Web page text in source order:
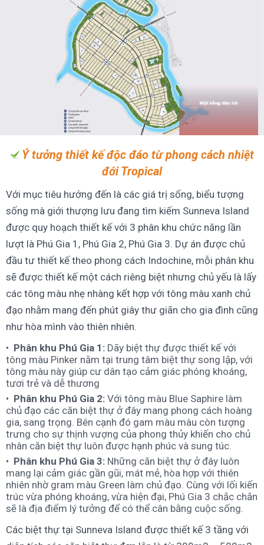
Ý tưởng thiết kế độc đáo từ phong cách nhiệt
đới Tropical
Với mục tiêu hướng đến là các giá trị sống, biểu tượng
sống mà giới thượng lưu đang tìm kiếm Sunneva Island
được quy hoạch thiết kế với 3 phân khu chức năng lần
lượt là Phú Gia 1, Phú Gia 2, Phú Gia 3. Dự án được chủ
đầu tư thiết kế theo phong cách Indochine, mỗi phân khu
sẽ được thiết kế một cách riêng biệt nhưng chủ yếu là lấy
các tông màu nhẹ nhàng kết hợp với tông màu xanh chủ
đạo nhằm mang đến phút giây thư giãn cho gia đình cũng
như hòa mình vào thiên nhiên.
Phân khu Phú Gia 1: Dãy biệt thự được thiết kế với
tông màu Pinker nằm tại trung tâm biệt thự song lập, với
tông màu này giúp cư dân tạo cảm giác phóng khoáng,
tươi trẻ và dễ thương
Phân khu Phú Gia 2: Với tông màu Blue Saphire làm
chủ đạo các căn biệt thự ở đây mang phong cách hoàng
gia, sang trọng. Bên cạnh đó gam màu màu còn tượng
trưng cho sự thịnh vượng của phong thủy khiến cho chủ
nhân căn biệt thự luôn được hạnh phúc và sung túc.
Phân khu Phú Gia 3: Những căn biệt thự ở đây luôn
mang lại cảm giác gần gũi, mát mẻ, hòa hợp với thiên
nhiên nhờ gram màu Green làm chủ đạo. Cùng với lối kiến
trúc vừa phóng khoáng, vừa hiện đại, Phú Gia 3 chắc chắn
sẽ là địa điểm lý tưởng để có thể cân bằng cuộc sống.
Các biệt thự tại Sunneva Island được thiết kế 3 tầng với